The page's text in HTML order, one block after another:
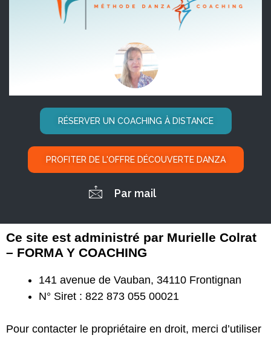
RÉSERVER UN COACHING À DISTANCE
PROFITER DE L'OFFRE DÉCOUVERTE DANZA
Par mail
Ce site est administré par Murielle Colrat
– FORMA Y COACHING
141 avenue de Vauban, 34110 Frontignan
N° Siret : 822 873 055 00021
Pour contacter le propriétaire en droit, merci d’utiliser